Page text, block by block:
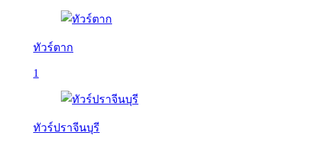
ทัวร์ตาก
1
ทัวร์ปราจีนบุรี